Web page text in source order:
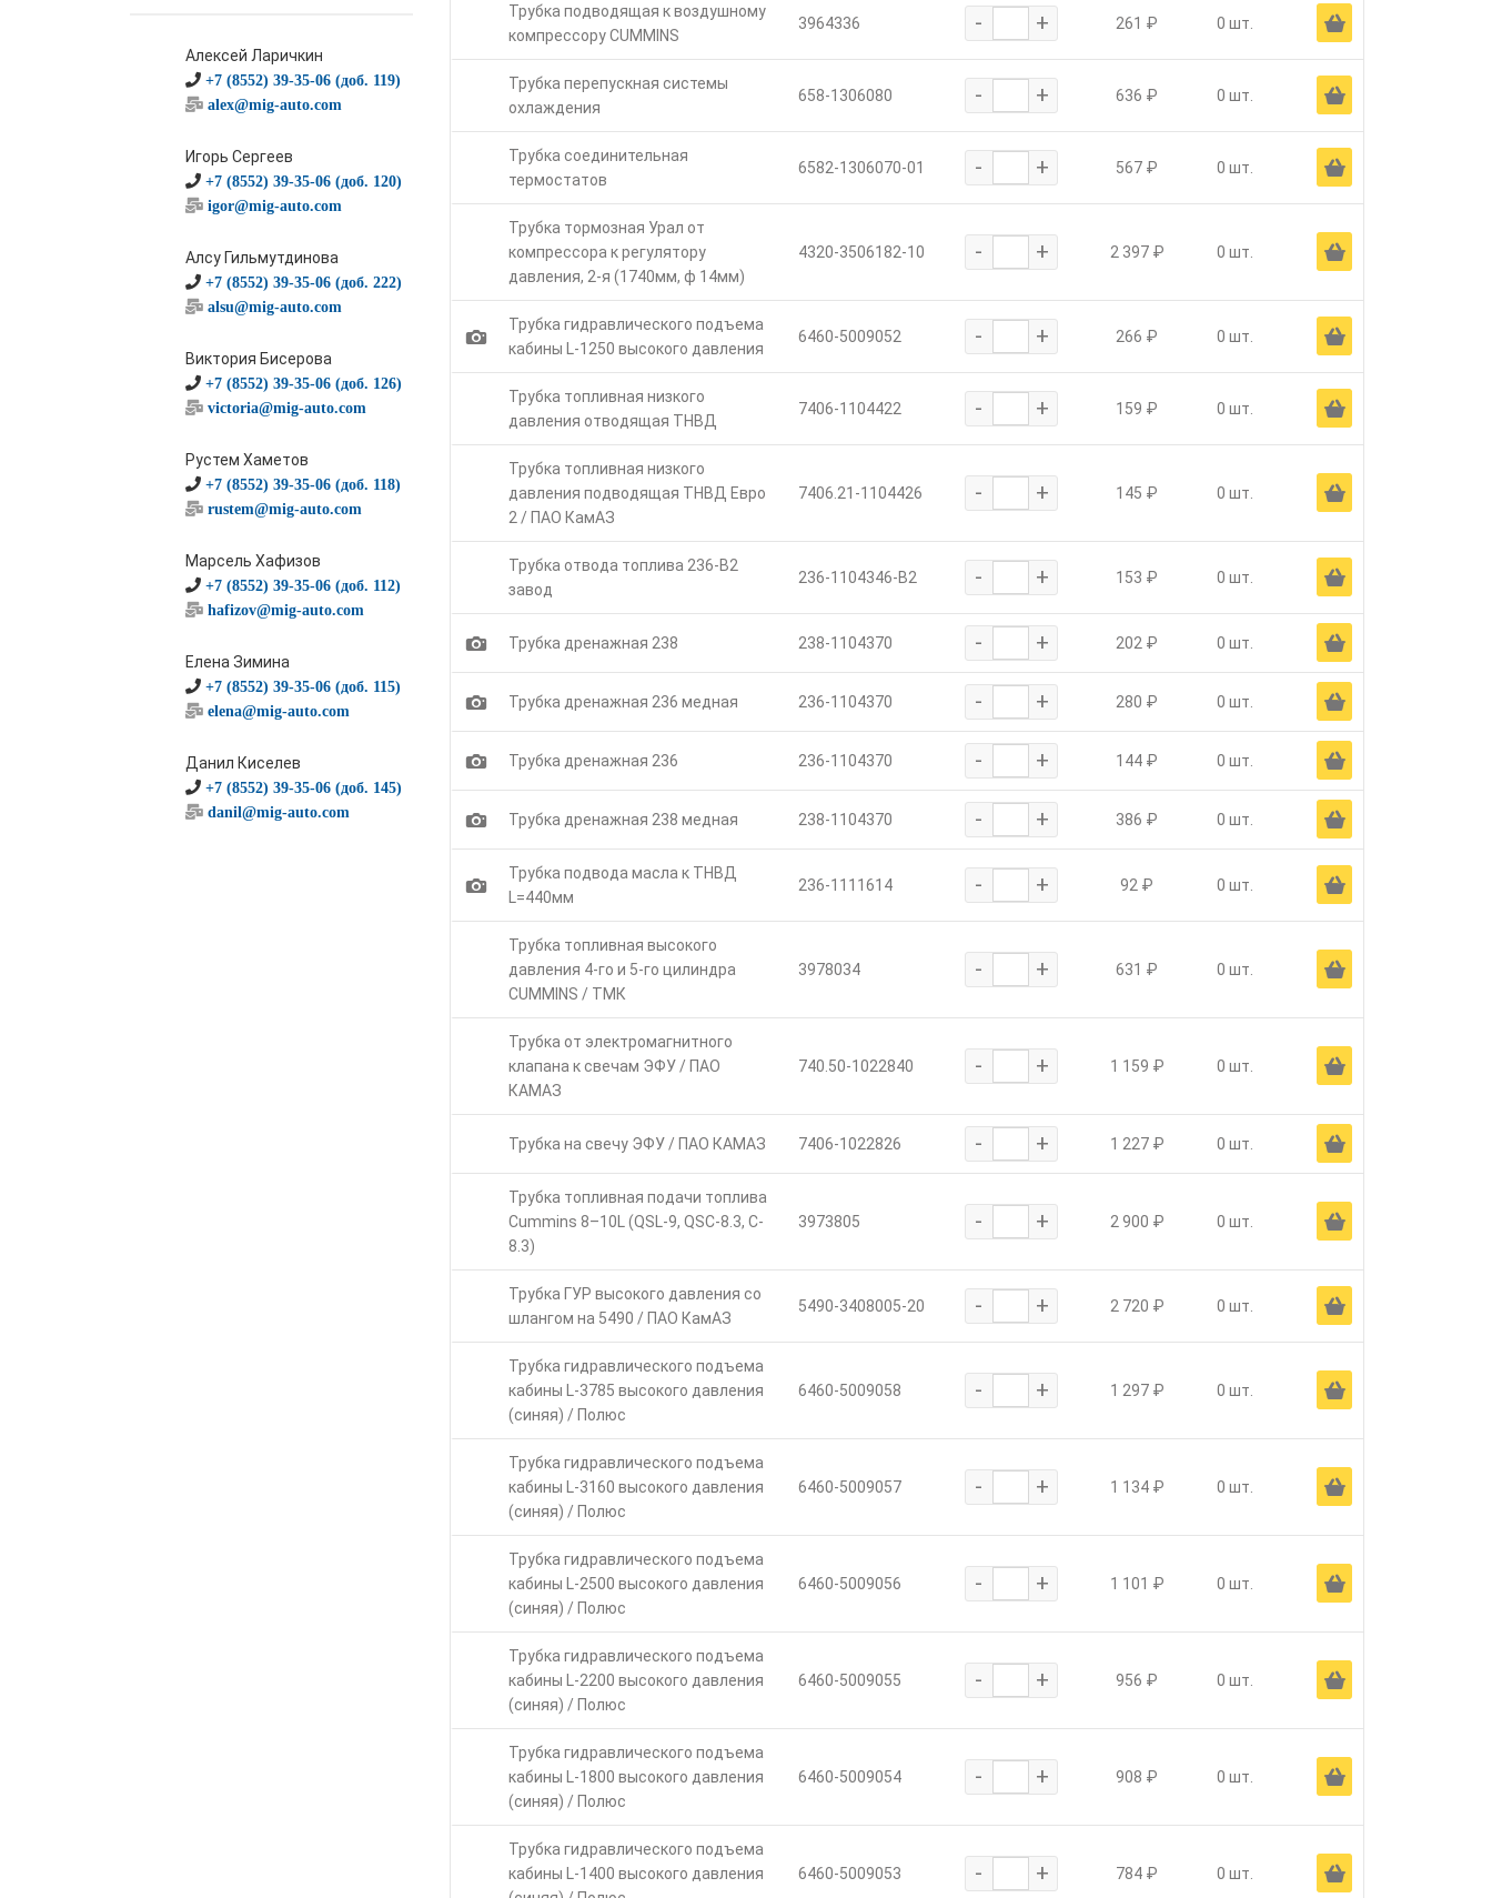
Алексей Ларичкин
+7 (8552) 39-35-06 (доб. 119)
alex@mig-auto.com
Игорь Сергеев
+7 (8552) 39-35-06 (доб. 120)
igor@mig-auto.com
Алсу Гильмутдинова
+7 (8552) 39-35-06 (доб. 222)
alsu@mig-auto.com
Виктория Бисерова
+7 (8552) 39-35-06 (доб. 126)
victoria@mig-auto.com
Рустем Хаметов
+7 (8552) 39-35-06 (доб. 118)
rustem@mig-auto.com
Марсель Хафизов
+7 (8552) 39-35-06 (доб. 112)
hafizov@mig-auto.com
Елена Зимина
+7 (8552) 39-35-06 (доб. 115)
elena@mig-auto.com
Данил Киселев
+7 (8552) 39-35-06 (доб. 145)
danil@mig-auto.com
Трубка подводящая к воздушному
компрессору CUMMINS
3964336 - + 261 ₽ 0 шт. Ä
Трубка перепускная системы
охлаждения
658-1306080 - + 636 ₽ 0 шт. Ä
Трубка соединительная
термостатов
6582-1306070-01 - + 567 ₽ 0 шт. Ä
Трубка тормозная Урал от
компрессора к регулятору
давления, 2-я (1740мм, ф 14мм)
4320-3506182-10 - + 2 397 ₽ 0 шт. Ä
1
Трубка гидравлического подъема
кабины L-1250 высокого давления
6460-5009052 - + 266 ₽ 0 шт. Ä
Трубка топливная низкого
давления отводящая ТНВД
7406-1104422 - + 159 ₽ 0 шт. Ä
Трубка топливная низкого
давления подводящая ТНВД Евро
2 / ПАО КамАЗ
7406.21-1104426 - + 145 ₽ 0 шт. Ä
Трубка отвода топлива 236-В2
завод
236-1104346-В2 - + 153 ₽ 0 шт. Ä
1 Трубка дренажная 238 238-1104370 - + 202 ₽ 0 шт. Ä
1 Трубка дренажная 236 медная 236-1104370 - + 280 ₽ 0 шт. Ä
1 Трубка дренажная 236 236-1104370 - + 144 ₽ 0 шт. Ä
1 Трубка дренажная 238 медная 238-1104370 - + 386 ₽ 0 шт. Ä
1
Трубка подвода масла к ТНВД
L=440мм
236-1111614 - + 92 ₽ 0 шт. Ä
Трубка топливная высокого
давления 4-го и 5-го цилиндра
CUMMINS / ТМК
3978034 - + 631 ₽ 0 шт. Ä
Трубка от электромагнитного
клапана к свечам ЭФУ / ПАО
КАМАЗ
740.50-1022840 - + 1 159 ₽ 0 шт. Ä
Трубка на свечу ЭФУ / ПАО КАМАЗ 7406-1022826 - + 1 227 ₽ 0 шт. Ä
Трубка топливная подачи топлива
Cummins 8–10L (QSL-9, QSC-8.3, C-
8.3)
3973805 - + 2 900 ₽ 0 шт. Ä
Трубка ГУР высокого давления со
шлангом на 5490 / ПАО КамАЗ
5490-3408005-20 - + 2 720 ₽ 0 шт. Ä
Трубка гидравлического подъема
кабины L-3785 высокого давления
(синяя) / Полюс
6460-5009058 - + 1 297 ₽ 0 шт. Ä
Трубка гидравлического подъема
кабины L-3160 высокого давления
(синяя) / Полюс
6460-5009057 - + 1 134 ₽ 0 шт. Ä
Трубка гидравлического подъема
кабины L-2500 высокого давления
(синяя) / Полюс
6460-5009056 - + 1 101 ₽ 0 шт. Ä
Трубка гидравлического подъема
кабины L-2200 высокого давления
(синяя) / Полюс
6460-5009055 - + 956 ₽ 0 шт. Ä
Трубка гидравлического подъема
кабины L-1800 высокого давления
(синяя) / Полюс
6460-5009054 - + 908 ₽ 0 шт. Ä
Трубка гидравлического подъема
кабины L-1400 высокого давления
6460-5009053 - + 784 ₽ 0 шт. Ä